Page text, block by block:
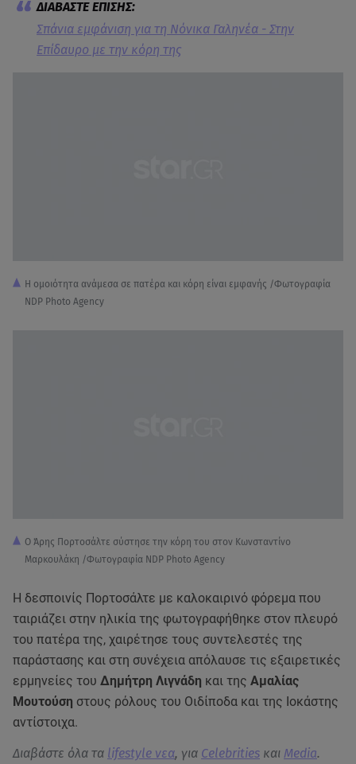
Σπάνια εμφάνιση για τη Νόνικα Γαληνέα - Στην
Επίδαυρο με την κόρη της
Η ομοιότητα ανάμεσα σε πατέρα και κόρη είναι εμφανής /Φωτογραφία
NDP Photo Agency
Ο Άρης Πορτοσάλτε σύστησε την κόρη του στον Κωνσταντίνο
Μαρκουλάκη /Φωτογραφία NDP Photo Agency
Η δεσποινίς Πορτοσάλτε με καλοκαιρινό φόρεμα που
ταιριάζει στην ηλικία της φωτογραφήθηκε στον πλευρό
του πατέρα της, χαιρέτησε τους συντελεστές της
παράστασης και στη συνέχεια απόλαυσε τις εξαιρετικές
ερμηνείες του Δημήτρη Λιγνάδη και της Αμαλίας
Μουτούση στους ρόλους του Οιδίποδα και της Ιοκάστης
αντίστοιχα.
Διαβάστε όλα τα lifestyle νεα, για Celebrities και Media.